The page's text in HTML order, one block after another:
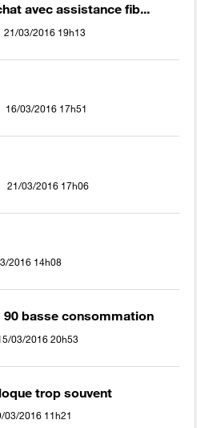
avec assistance fib...
‎21/03/2016 19h13
‎16/03/2016 17h51
‎21/03/2016 17h06
2016 14h08
90 basse consommation
03/2016 20h53
trop souvent
03/2016 11h21